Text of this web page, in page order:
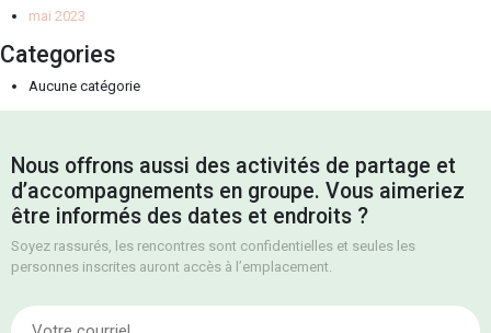
mai 2023
Categories
Aucune catégorie
Nous offrons aussi des activités de partage et
d’accompagnements en groupe. Vous aimeriez
être informés des dates et endroits ?
Soyez rassurés, les rencontres sont confidentielles et seules les
personnes inscrites auront accès à l’emplacement.